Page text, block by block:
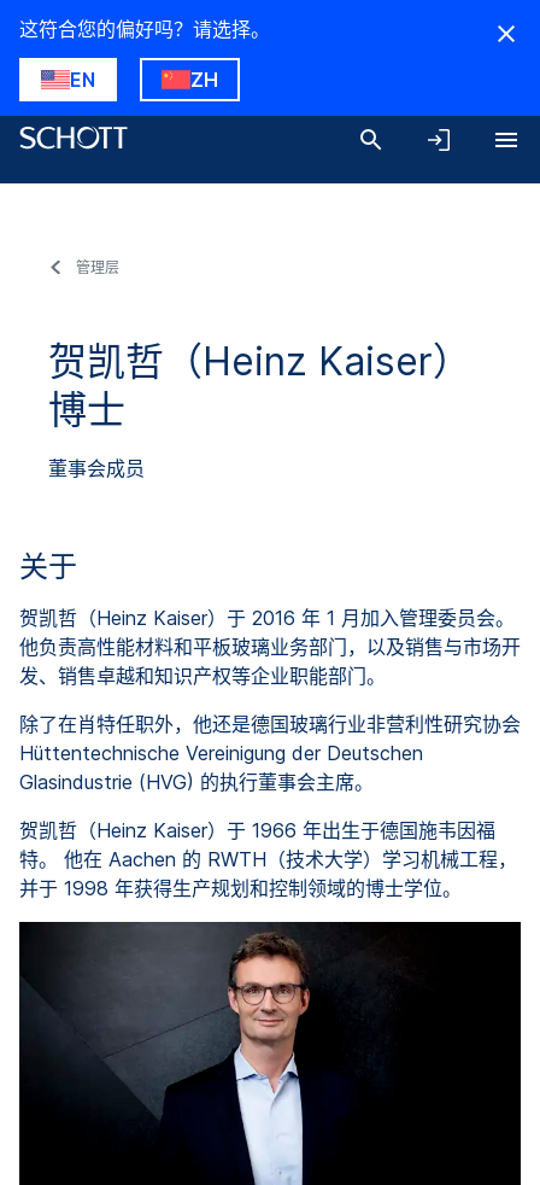
这符合您的偏好吗？请选择。
EN ZH
管理层
贺凯哲（Heinz Kaiser）
博士
董事会成员
关于
贺凯哲（Heinz Kaiser） 于 2016 年 1 月加入管理委员会。
他负责高性能材料和平板玻璃业务部门，以及销售与市场开
发、销售卓越和知识产权等企业职能部门。
除了在肖特任职外，他还是德国玻璃行业非营利性研究协会
Hüttentechnische Vereinigung der Deutschen
Glasindustrie (HVG) 的执行董事会主席。
贺凯哲（Heinz Kaiser） 于 1966 年出生于德国施韦因福
特。 他在 Aachen 的 RWTH（技术大学）学习机械工程，
并于 1998 年获得生产规划和控制领域的博士学位。